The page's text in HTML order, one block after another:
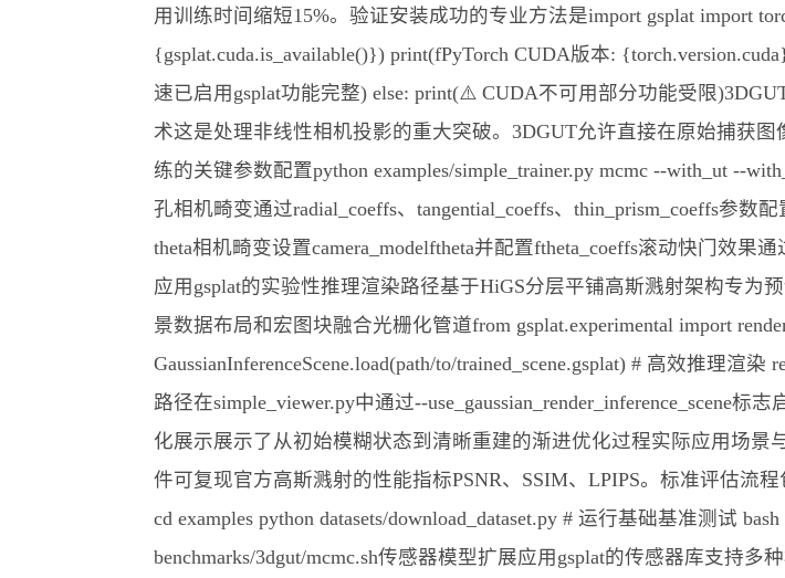
用训练时间缩短15%。验证安装成功的专业方法是import gsplat import
{gsplat.cuda.is_available()}) print(fPyTorch CUDA版本:
速已启用gsplat功能完整) else: print(⚠️ CUDA不可用部分功能受限
术这是处理非线性相机投影的重大突破。3DGUT允许直接在原始捕获
练的关键参数配置python examples/simple_trainer.py mcmc --with_ut --
孔相机畸变通过radial_coeffs、tangential_coeffs、thin_prism_coeffs参数
theta相机畸变设置camera_modelftheta并配置ftheta_coeffs滚动快门效果
应用gsplat的实验性推理渲染路径基于HiGS分层平铺高斯溅射架构专为
景数据布局和宏图块融合光栅化管道from gsplat.experimental import
GaussianInferenceScene.load(path/to/trained_scene.gsplat) # 高效推理渲染
路径在simple_viewer.py中通过--use_gaussian_render_inference_scene
化展示展示了从初始模糊状态到清晰重建的渐进优化过程实际应用场景
件可复现官方高斯溅射的性能指标PSNR、SSIM、LPIPS。标准评估流
cd examples python datasets/download_dataset.py # 运行基础基准测试
benchmarks/3dgut/mcmc.sh传感器模型扩展应用gsplat的传感器库支持